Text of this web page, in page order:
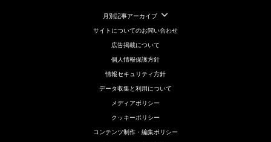
月別記事アーカイブ
サイトについてのお問い合わせ
広告掲載について
個人情報保護方針
情報セキュリティ方針
データ収集と利用について
メディアポリシー
クッキーポリシー
コンテンツ制作・編集ポリシー